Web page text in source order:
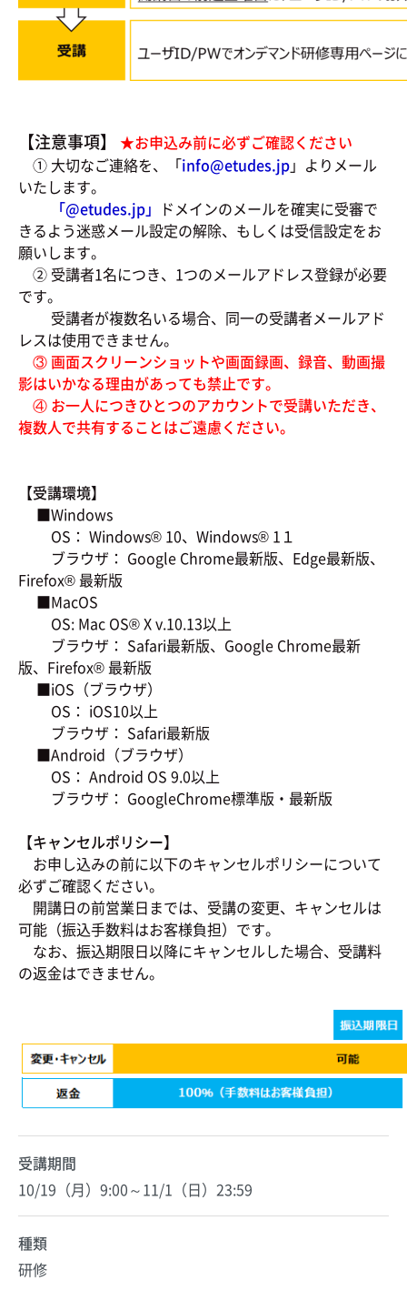
【注意事項】
★お申込み前に必ずご確認ください
① 大切なご連絡を、「info@etudes.jp」よりメール
いたします。
「@etudes.jp」 ドメインのメールを確実に受審で
きるよう迷惑メール設定の解除、もしくは受信設定をお
願いします。
② 受講者1名につき、1つのメールアドレス登録が必要
です。
受講者が複数名いる場合、同一の受講者メールアド
レスは使用できません。
③ 画面スクリーンショットや画面録画、録音、動画撮
影はいかなる理由があっても禁止です。
④ お一人につきひとつのアカウントで受講いただき、
複数人で共有することはご遠慮ください。
【受講環境】
■Windows
OS： Windows® 10、Windows® 1１
ブラウザ： Google Chrome最新版、Edge最新版、
Firefox® 最新版
■MacOS
OS: Mac OS® X v.10.13以上
ブラウザ： Safari最新版、Google Chrome最新
版、Firefox® 最新版
■iOS（ブラウザ）
OS： iOS10以上
ブラウザ： Safari最新版
■Android（ブラウザ）
OS： Android OS 9.0以上
ブラウザ： GoogleChrome標準版・最新版
【キャンセルポリシー】
お申し込みの前に以下のキャンセルポリシーについて
必ずご確認ください。
開講日の前営業日までは、受講の変更、キャンセルは
可能（振込手数料はお客様負担）です。
なお、振込期限日以降にキャンセルした場合、受講料
の返金はできません。
受講期間
10/19（月）9:00～11/1（日）23:59
種類
研修